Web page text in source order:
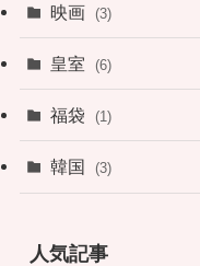
映画 (3)
皇室 (6)
福袋 (1)
韓国 (3)
人気記事